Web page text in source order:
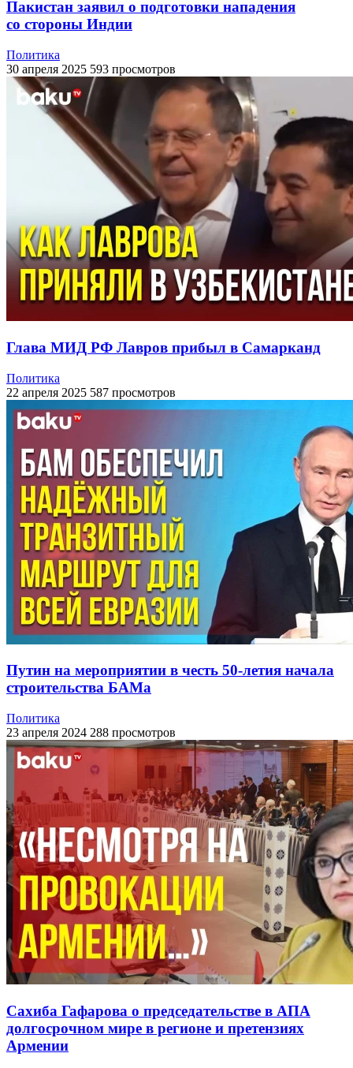
Пакистан заявил о подготовки нападения
со стороны Индии
Политика
30 апреля 2025 593 просмотров
Глава МИД РФ Лавров прибыл в Самарканд
Политика
22 апреля 2025 587 просмотров
Путин на мероприятии в честь 50-летия начала
строительства БАМа
Политика
23 апреля 2024 288 просмотров
Сахиба Гафарова о председательстве в АПА
долгосрочном мире в регионе и претензиях
Армении